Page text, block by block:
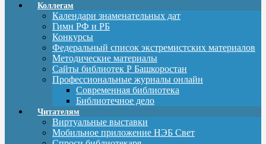
Коллегам
Календари знаменательных дат
Гимн РФ и РБ
Конкурсы
Федеральный список экстремистских материалов
Методические материалы
Сайты библиотек Р Башкоростан
Профессиональные журналы онлайн
Современная библиотека
Библиотечное дело
Читателям
Виртуальные выставки
Мобильное приложение НЭБ Свет